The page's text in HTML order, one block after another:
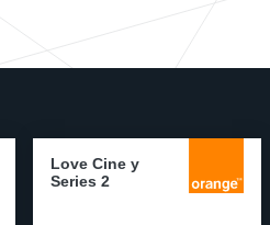
Love Cine y
Series 2